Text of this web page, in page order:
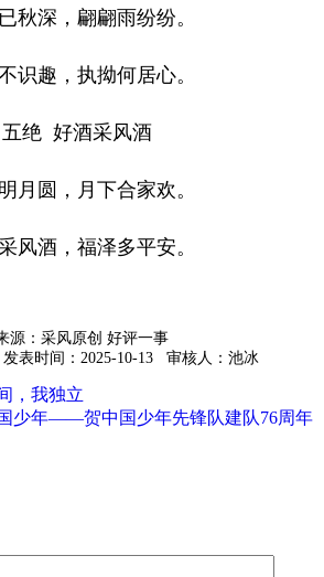
秋深，翩翩雨纷纷。
识趣，执拗何居心。
五绝 好酒采风酒
月圆，月下合家欢。
风酒，福泽多平安。
源：采风原创 好评一事
发表时间：2025-10-13 审核人：池冰
，我独立
少年——贺中国少年先锋队建队76周年